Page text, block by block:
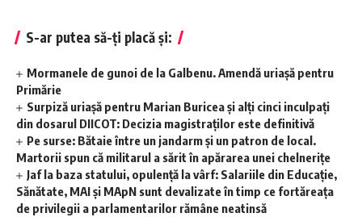
S-ar putea să-ți placă și:
Mormanele de gunoi de la Galbenu. Amendă uriașă pentru
Primărie
Surpiză uriașă pentru Marian Buricea și alți cinci inculpați
din dosarul DIICOT: Decizia magistraților este definitivă
Pe surse: Bătaie între un jandarm și un patron de local.
Martorii spun că militarul a sărit în apărarea unei chelnerițe
Jaf la baza statului, opulență la vârf: Salariile din Educație,
Sănătate, MAI și MApN sunt devalizate în timp ce fortăreața
de privilegii a parlamentarilor rămâne neatinsă